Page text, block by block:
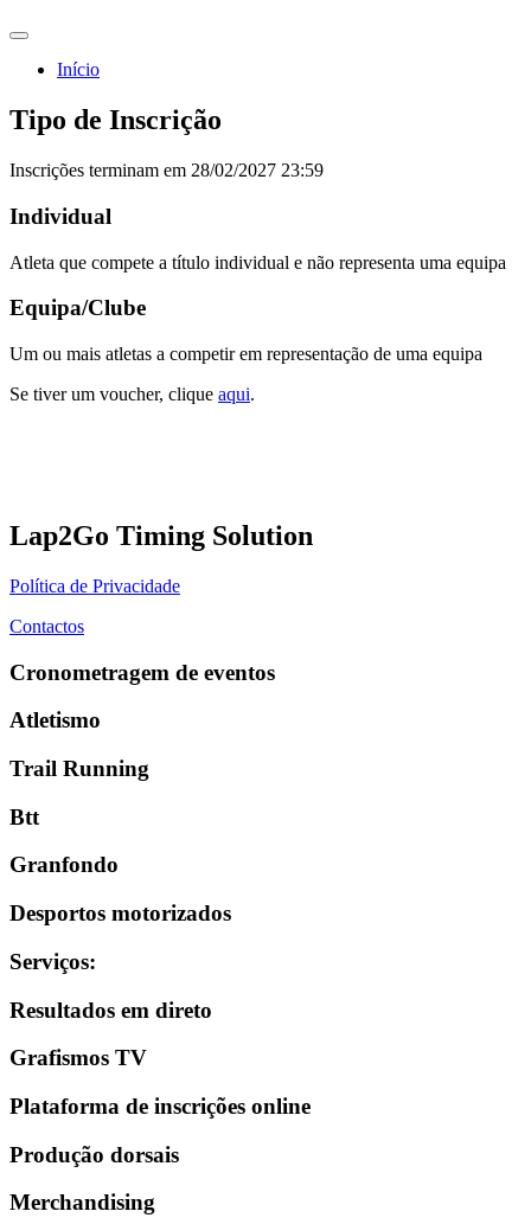
Início
Tipo de Inscrição
Inscrições terminam em 28/02/2027 23:59
Individual
Atleta que compete a título individual e não representa uma equipa
Equipa/Clube
Um ou mais atletas a competir em representação de uma equipa
Se tiver um voucher, clique aqui.
Lap2Go Timing Solution
Política de Privacidade
Contactos
Cronometragem de eventos
Atletismo
Trail Running
Btt
Granfondo
Desportos motorizados
Serviços:
Resultados em direto
Grafismos TV
Plataforma de inscrições online
Produção dorsais
Merchandising